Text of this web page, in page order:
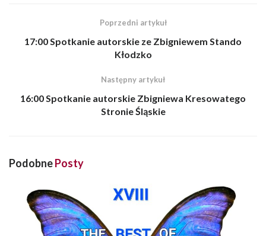
Poprzedni artykuł
17:00 Spotkanie autorskie ze Zbigniewem Stando
Kłodzko
Następny artykuł
16:00 Spotkanie autorskie Zbigniewa Kresowatego
Stronie Śląskie
PodobnePosty